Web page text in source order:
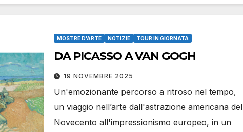
MOSTRE D'ARTE NOTIZIE TOUR IN GIORNATA
DA PICASSO A VAN GOGH
19 NOVEMBRE 2025
Un'emozionante percorso a ritroso nel tempo,
un viaggio nell’arte dall'astrazione americana del
Novecento all'impressionismo europeo, in un